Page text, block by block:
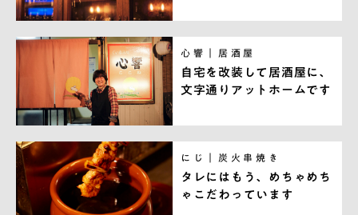
心響｜居酒屋
自宅を改装して居酒屋に、
文字通りアットホームです
にじ｜炭火串焼き
タレにはもう、めちゃめち
ゃこだわっています